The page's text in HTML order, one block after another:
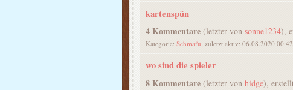
kartenspün
4 Kommentare(letzter von sonne1234),
Kategorie: Schmafu, zuletzt aktiv: 06.08.2020 00:42
wo sind die spieler
8 Kommentare(letzter von hidge),